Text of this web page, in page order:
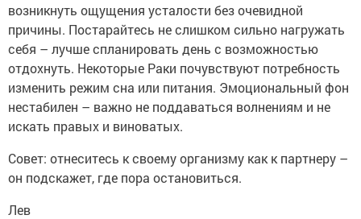
возникнуть ощущения усталости без очевидной
причины. Постарайтесь не слишком сильно нагружать
себя – лучше спланировать день с возможностью
отдохнуть. Некоторые Раки почувствуют потребность
изменить режим сна или питания. Эмоциональный фон
нестабилен – важно не поддаваться волнениям и не
искать правых и виноватых.
Совет: отнеситесь к своему организму как к партнеру –
он подскажет, где пора остановиться.
Лев